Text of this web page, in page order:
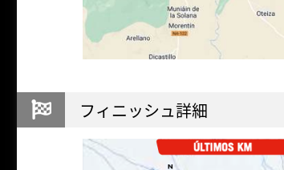
フィニッシュ詳細